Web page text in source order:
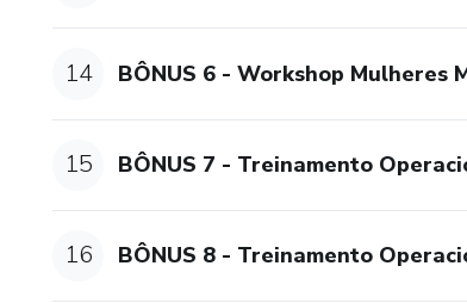
14 BÔNUS 6 - Workshop Mulheres
15 BÔNUS 7 - Treinamento
16 BÔNUS 8 - Treinamento